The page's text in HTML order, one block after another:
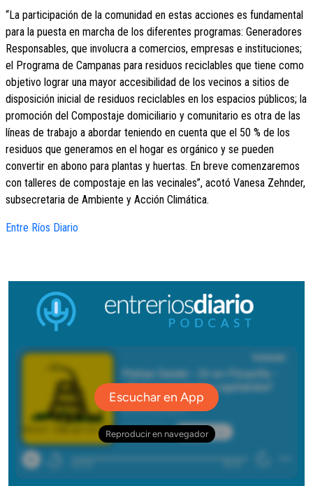
“La participación de la comunidad en estas acciones es fundamental
para la puesta en marcha de los diferentes programas: Generadores
Responsables, que involucra a comercios, empresas e instituciones;
el Programa de Campanas para residuos reciclables que tiene como
objetivo lograr una mayor accesibilidad de los vecinos a sitios de
disposición inicial de residuos reciclables en los espacios públicos; la
promoción del Compostaje domiciliario y comunitario es otra de las
líneas de trabajo a abordar teniendo en cuenta que el 50 % de los
residuos que generamos en el hogar es orgánico y se pueden
convertir en abono para plantas y huertas. En breve comenzaremos
con talleres de compostaje en las vecinales”, acotó Vanesa Zehnder,
subsecretaria de Ambiente y Acción Climática.
Entre Ríos Diario